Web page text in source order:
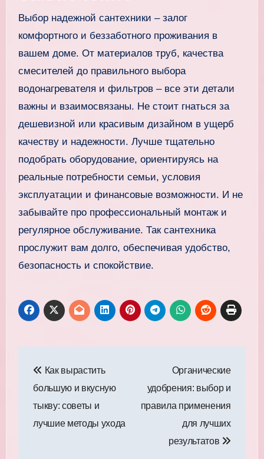
Выбор надежной сантехники – залог
комфортного и беззаботного проживания в
вашем доме. От материалов труб, качества
смесителей до правильного выбора
водонагревателя и фильтров – все эти детали
важны и взаимосвязаны. Не стоит гнаться за
дешевизной или красивым дизайном в ущерб
качеству и надежности. Лучше тщательно
подобрать оборудование, ориентируясь на
реальные потребности семьи, условия
эксплуатации и финансовые возможности. И не
забывайте про профессиональный монтаж и
регулярное обслуживание. Так сантехника
прослужит вам долго, обеспечивая удобство,
безопасность и спокойствие.
по
записям
Как вырастить
большую и вкусную
тыкву: советы и
лучшие методы ухода
Органические
удобрения: выбор и
правила применения
для лучших
результатов